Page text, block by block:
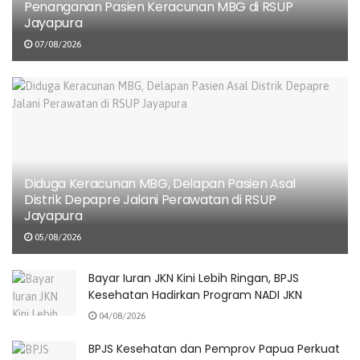
22/07/2026
kualitas layanan kesehatan yang lebih cepat, tepat, dan
akurat.
“Kehadiran para Kepala Puskesmas di sini adalah bukti
keseriusan Pemerintah Kota Makassar untuk
menghadirkan layanan kesehatan prima kepada
masyarakat,” ucap Roem.
Kesehatan Kota Makassar, Zainal, mengungkapkan bahwa
Penanganan Pasien Keracunan MBG di RSUP
Jayapura
07/08/2026
Diduga Keracunan MBG, Delapan Pasien Asal
Distrik Depapre Jalani Perawatan di RSUP
Jayapura
05/08/2026
Bayar Iuran JKN Kini Lebih Ringan, BPJS
Kesehatan Hadirkan Program NADI JKN
04/08/2026
BPJS Kesehatan dan Pemprov Papua Perkuat